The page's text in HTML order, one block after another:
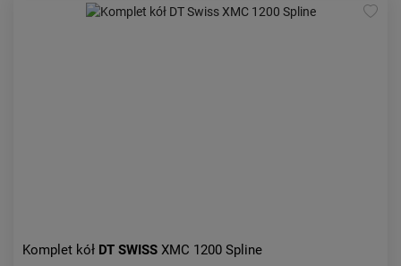
Komplet kół DT SWISS XMC 1200 Spline